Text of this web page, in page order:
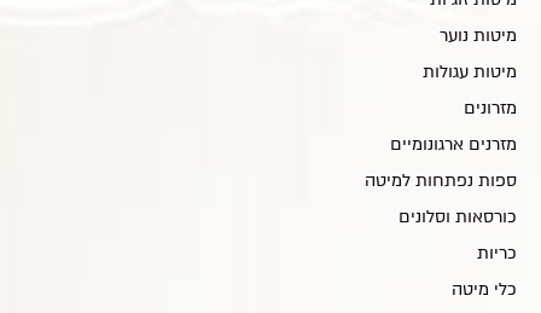
מיטות נוער
מיטות עגולות
מזרונים
מזרנים ארגונומיים
ספות נפתחות למיטה
כורסאות וסלונים
כריות
כלי מיטה